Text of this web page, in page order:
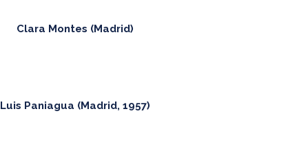
Clara Montes (Madrid)
Luis Paniagua (Madrid, 1957)